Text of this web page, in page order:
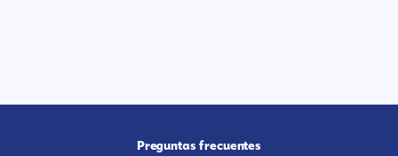
Preguntas frecuentes